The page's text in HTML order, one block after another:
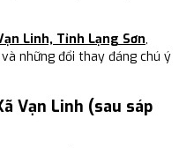
Linh, Tỉnh Lạng Sơn,
những đổi thay đáng chú ý
Vạn Linh (sau sáp